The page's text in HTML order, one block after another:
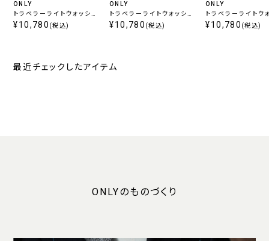
ONLY
トラベラーライトウォッシュ
/ ノータックパンツ ライトグ
¥10,780 (税込)
ONLY
トラベラーライトウォッシュ
/ ノータックパンツ ネイビ
¥10,780 (税込)
ONLY
トラベラーライトウ
/ ノータックパンツ
¥10,780 (税込)
最近チェックしたアイテム
ONLYのものづくり